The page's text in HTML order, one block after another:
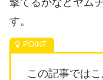
す。
この記事では